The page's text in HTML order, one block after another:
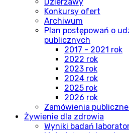
Konkursy ofert
Archiwum
Plan postępowań o
publicznych
2017 - 2021 rok
2022 rok
2023 rok
2024 rok
2025 rok
2026 rok
Zamówienia
Żywienie dla zdrowia
Wyniki badań